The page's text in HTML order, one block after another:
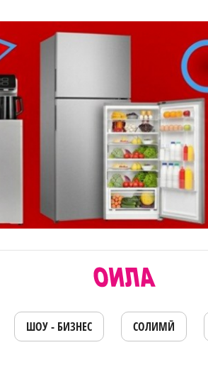
ШОУ - БИЗНЕС СОЛИМӢ